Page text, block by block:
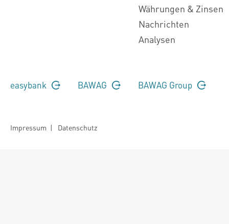
Währungen & Zinsen
Nachrichten
Analysen
easybank BAWAG BAWAG Group
Impressum | Datenschutz